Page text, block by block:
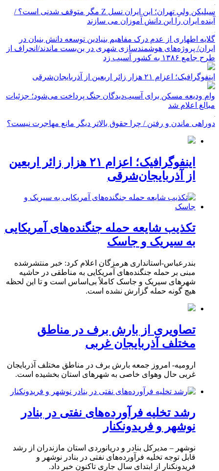
سیلیکن ولیِ تهران؛ این ایران نسل Z مگر متوقف شدنی است؟ /
آینده ایران را این دانش آموزان می سازند
گلایه اطهاری از عدم درک مفاهیم بنیادین توسعه دانش بنیان در
ایران/ پروژه‌های هوشمندسازی شهری در بن‌بست ماندند/انحراف از
طرح جامع ۱۳۸۶ به کشور آسیب زد
اینفوگرافیک؛ اعزام ۲۱ هزار زائر اربعین از آذربایجان‌شرقی
وام ودیعه مسکن برای آسیب‌دیدگان جنگ پرداخت می‌شود؛ جزئیات
مبالغ اعلام شد
دوراهی ماندن و رفتن / چرا حقوق بالاتر دیگر مانع مهاجرت نیست؟
اینفوگرافیک؛ اعزام ۲۱ هزار زائر اربعین
از آذربایجان‌شرقی
تکذیب شایعه حمله جنگنده‌های آمریکایی
به سیریک و جاسک
بندرعباس-استانداری هرمزگان اعلام کرد: خبر منتشرشده
مبنی بر حمله جنگنده‌های آمریکایی به مناطقی در حاشیه
شهرهای سیریک و جاسک کاملاً بی‌اساس است و تا این لحظه
هیچ گونه حمله گزارش نشده است.
تصاویری از بارش برف در مناطق
مختلف آذربایجان غربی
ارومیه- امروز جمعه بارش برف در مناطق مختلف آذربایجان
غربی حال وهوای خاصی به شهرهای استان بخشیده است.
رشد تخلیه فرآورده‌های نفتی در بنادر
نوشهر و فریدونکنار
نوشهر – مدیرکل بنادر و دریانوردی استان مازندران از رشد
قابل توجه تخلیه فرآورده‌های نفتی در بنادر نوشهر و
فریدونکنار از ابتدای سال جاری تاکنون خبر داد.